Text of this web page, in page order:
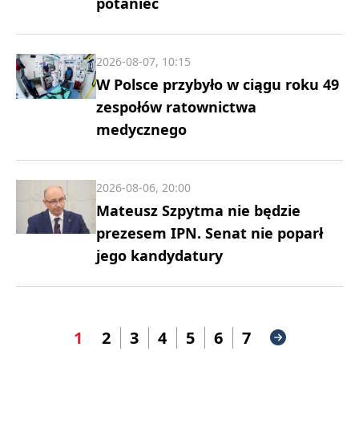
W Polsce przybyło w ciągu roku 49
zespołów ratownictwa
medycznego
2026-08-07, 10:15
Mateusz Szpytma nie będzie
prezesem IPN. Senat nie poparł
jego kandydatury
2026-08-06, 20:00
1 2 3 4 5 6 7